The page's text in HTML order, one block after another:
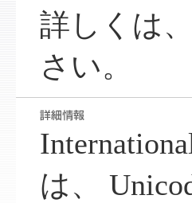
詳しくは
さい。
は、